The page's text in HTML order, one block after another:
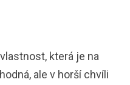
která je na
ale v horší chvíli